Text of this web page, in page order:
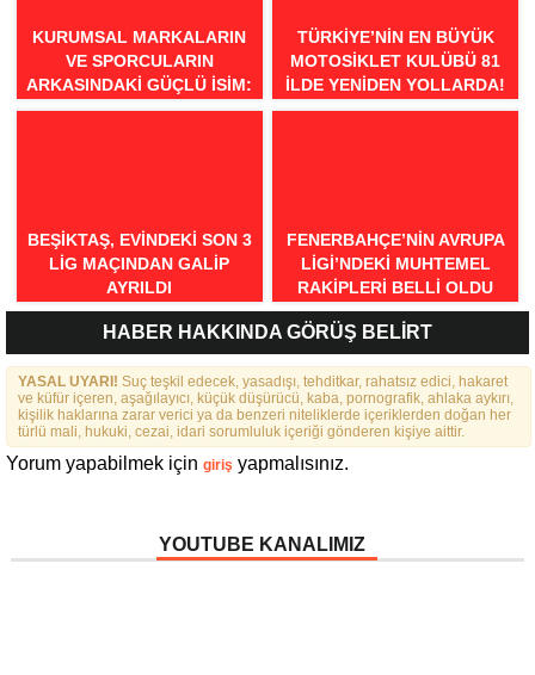
KURUMSAL MARKALARIN
VE SPORCULARIN
ARKASINDAKI GÜÇLÜ İSIM:
COACH İDA DORUK
TÜRKIYE’NIN EN BÜYÜK
MOTOSIKLET KULÜBÜ 81
İLDE YENIDEN YOLLARDA!
BEŞIKTAŞ, EVINDEKI SON 3
LIG MAÇINDAN GALIP
AYRILDI
FENERBAHÇE’NIN AVRUPA
LIGI’NDEKI MUHTEMEL
RAKIPLERI BELLI OLDU
HABER HAKKINDA GÖRÜŞ BELİRT
YASAL UYARI! Suç teşkil edecek, yasadışı, tehditkar, rahatsız edici, hakaret
ve küfür içeren, aşağılayıcı, küçük düşürücü, kaba, pornografik, ahlaka aykırı,
kişilik haklarına zarar verici ya da benzeri niteliklerde içeriklerden doğan her
türlü mali, hukuki, cezai, idari sorumluluk içeriği gönderen kişiye aittir.
Yorum yapabilmek için giriş yapmalısınız.
YOUTUBE KANALIMIZ